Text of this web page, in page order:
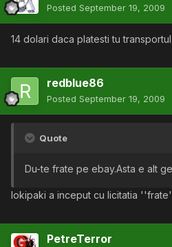
Posted September 19, 2009
14 dolari daca platesti tu transportul
redblue86
Posted September 19, 2009
Quote
Du-te frate pe ebay.Asta e alt
lokipaki a inceput cu licitatia
PetreTerror